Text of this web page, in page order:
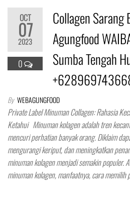
OCT
07
2023
0
Collagen
Agungfood
Sumba Tengah
By WEBAGUNGFOOD
Private Label Minuman Collagen: Rahasia
Ketahui Minuman kolagen adalah tren
mencuri perhatian banyak orang. Diklaim
mengurangi keriput, dan meningkatkan
minuman kolagen menjadi semakin populer.
minuman kolagen, manfaatnya, cara